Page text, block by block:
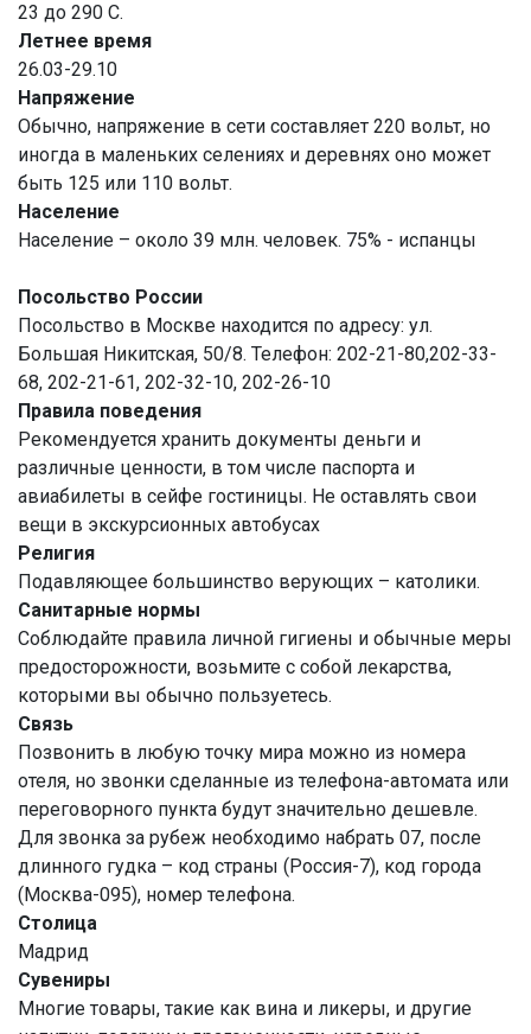
23 до 290 С.
Летнее время
26.03-29.10
Напряжение
Обычно, напряжение в сети составляет 220 вольт, но
иногда в маленьких селениях и деревнях оно может
быть 125 или 110 вольт.
Население
Население – около 39 млн. человек. 75% - испанцы
Посольство России
Посольство в Москве находится по адресу: ул.
Большая Никитская, 50/8. Телефон: 202-21-80,202-33-
68, 202-21-61, 202-32-10, 202-26-10
Правила поведения
Рекомендуется хранить документы деньги и
различные ценности, в том числе паспорта и
авиабилеты в сейфе гостиницы. Не оставлять свои
вещи в экскурсионных автобусах
Религия
Подавляющее большинство верующих – католики.
Санитарные нормы
Соблюдайте правила личной гигиены и обычные меры
предосторожности, возьмите с собой лекарства,
которыми вы обычно пользуетесь.
Связь
Позвонить в любую точку мира можно из номера
отеля, но звонки сделанные из телефона-автомата или
переговорного пункта будут значительно дешевле.
Для звонка за рубеж необходимо набрать 07, после
длинного гудка – код страны (Россия-7), код города
(Москва-095), номер телефона.
Столица
Мадрид
Сувениры
Многие товары, такие как вина и ликеры, и другие